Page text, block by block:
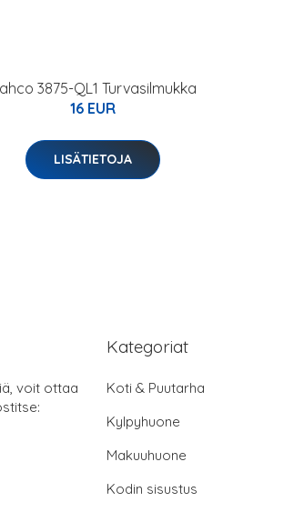
3875-QL1 Turvasilmukka
16 EUR
LISÄTIETOJA
voit ottaa
Kategoriat
Koti & Puutarha
Kylpyhuone
Makuuhuone
Kodin sisustus